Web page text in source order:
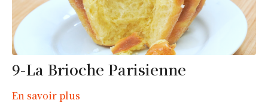
9-La Brioche Parisienne
En savoir plus